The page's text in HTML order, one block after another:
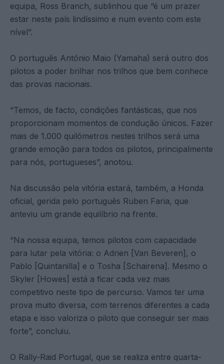
equipa, Ross Branch, sublinhou que “é um prazer
estar neste país lindíssimo e num evento com este
nível”.
O português António Maio (Yamaha) será outro dos
pilotos a poder brilhar nos trilhos que bem conhece
das provas nacionais.
“Temos, de facto, condições fantásticas, que nos
proporcionam momentos de condução únicos. Fazer
mais de 1.000 quilómetros nestes trilhos será uma
grande emoção para todos os pilotos, principalmente
para nós, portugueses”, anotou.
Na discussão pela vitória estará, também, a Honda
oficial, gerida pelo português Ruben Faria, que
anteviu um grande equilíbrio na frente.
“Na nossa equipa, temos pilotos com capacidade
para lutar pela vitória: o Adrien [Van Beveren], o
Pablo [Quintanilla] e o Tosha [Schairena]. Mesmo o
Skyler [Howes] está a ficar cada vez mais
competitivo neste tipo de percurso. Vamos ter uma
prova muito diversa, com terrenos diferentes a cada
etapa e isso valoriza o piloto que conseguir ser mais
forte”, concluiu.
O Rally-Raid Portugal, que se realiza entre quarta-